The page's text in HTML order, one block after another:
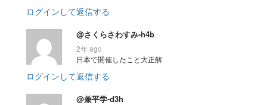
ログインして返信する
@さくらさわすみ-h4b
2年 ago
日本で開催したこと大正解
ログインして返信する
@兼平学-d3h